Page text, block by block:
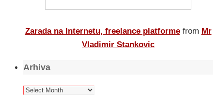
Zarada na Internetu, freelance platforme from Mr
Vladimir Stankovic
Arhiva
Arhiva